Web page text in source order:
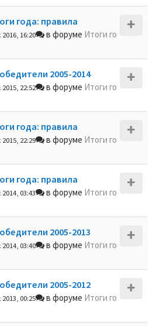
года: правила
2016, 16:20 в форуме Итоги го
2005-2014
2015, 22:52 в форуме Итоги го
года: правила
2015, 22:29 в форуме Итоги го
года: правила
2014, 03:43 в форуме Итоги го
2005-2013
2014, 03:40 в форуме Итоги го
2005-2012
2013, 00:25 в форуме Итоги го